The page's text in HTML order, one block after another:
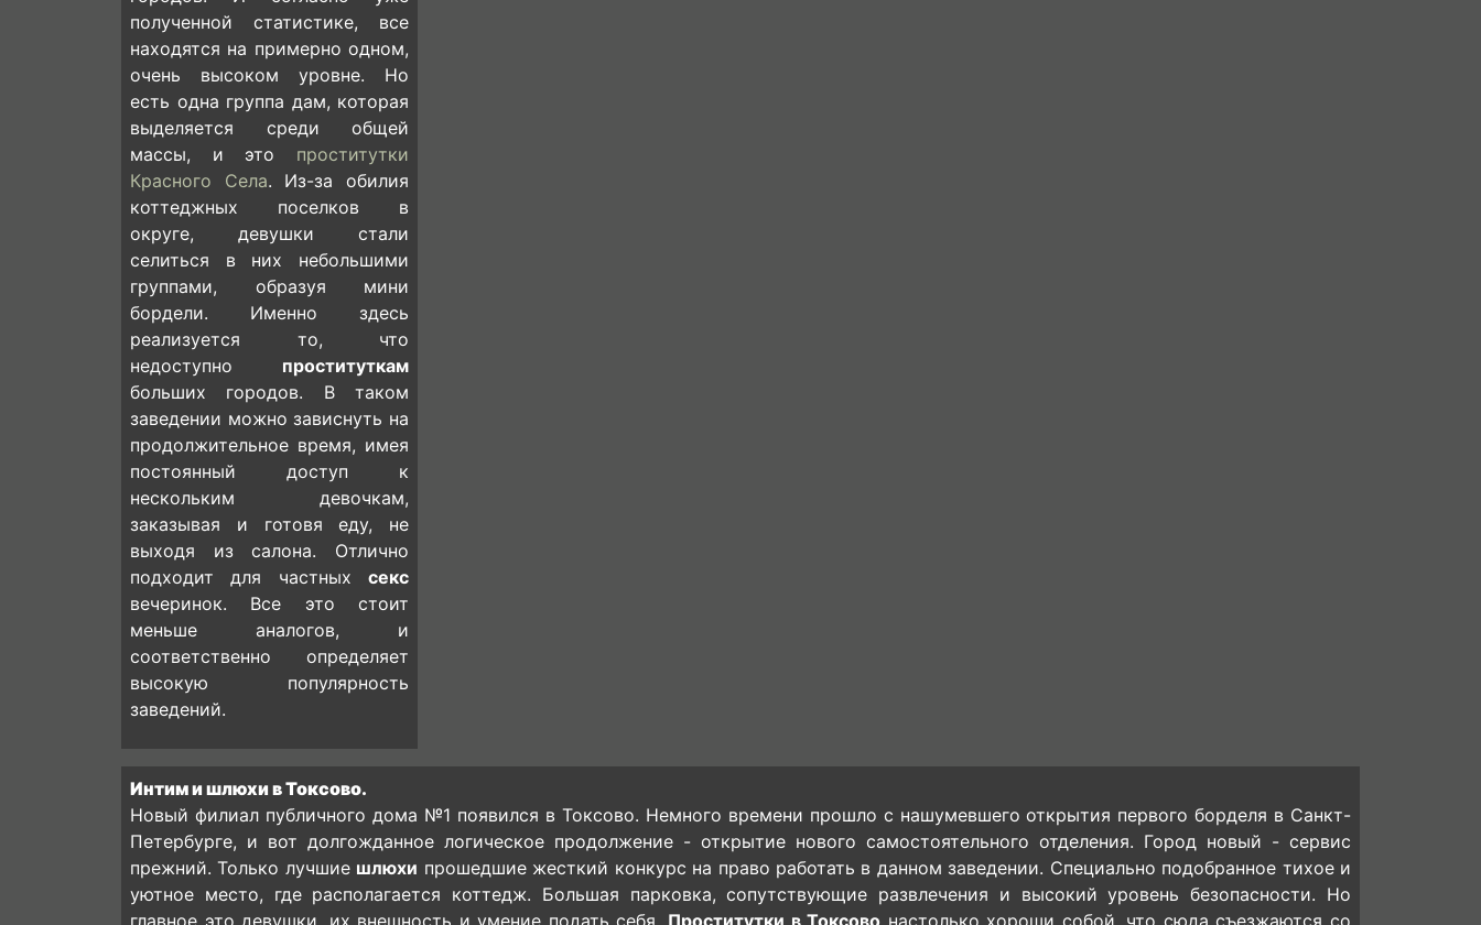
полученной статистике, все
находятся на примерно одном,
очень высоком уровне. Но
есть одна группа дам, которая
выделяется среди общей
массы, и это проститутки
Красного Села. Из-за обилия
коттеджных поселков в
округе, девушки стали
селиться в них небольшими
группами, образуя мини
бордели. Именно здесь
реализуется то, что
недоступно проституткам
больших городов. В таком
заведении можно зависнуть на
продолжительное время, имея
постоянный доступ к
нескольким девочкам,
заказывая и готовя еду, не
выходя из салона. Отлично
подходит для частных секс
вечеринок. Все это стоит
меньше аналогов, и
соответственно определяет
высокую популярность
заведений.
Интим и шлюхи в Токсово.
Новый филиал публичного дома №1 появился в Токсово. Немного времени прошло с нашумевшего открытия первого борделя в Санкт-
Петербурге, и вот долгожданное логическое продолжение - открытие нового самостоятельного отделения. Город новый - сервис
прежний. Только лучшие шлюхи прошедшие жесткий конкурс на право работать в данном заведении. Специально подобранное тихое и
уютное место, где располагается коттедж. Большая парковка, сопутствующие развлечения и высокий уровень безопасности. Но
главное это девушки, их внешность и умение подать себя. Проститутки в Токсово настолько хороши собой, что сюда съезжаются со